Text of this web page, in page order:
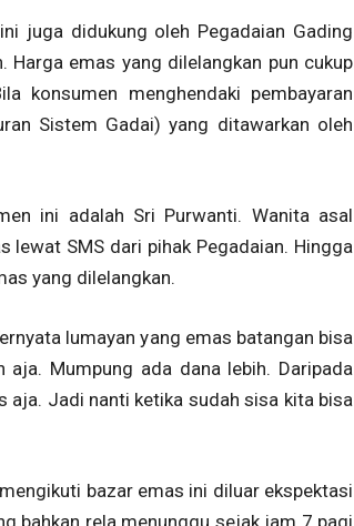
juga didukung oleh Pegadaian Gading
emas yang dilelangkan pun cukup
konsumen menghendaki pembayaran
Sistem Gadai) yang ditawarkan oleh
ini adalah Sri Purwanti. Wanita asal
lewat SMS dari pihak Pegadaian. Hingga
yang dilelangkan.
lumayan yang emas batangan bisa
Mumpung ada dana lebih. Daripada
aja. Jadi nanti ketika sudah sisa kita bisa
bazar emas ini diluar ekspektasi
bahkan rela menunggu sejak jam 7 pagi